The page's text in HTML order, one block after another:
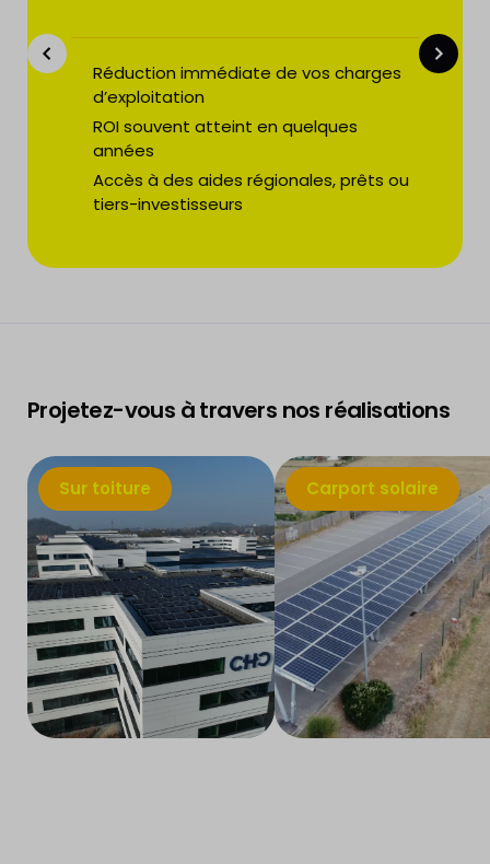
Réduction immédiate de vos charges
d’exploitation
ROI souvent atteint en quelques
années
Accès à des aides régionales, prêts ou
tiers-investisseurs
Projetez-vous à travers nos réalisations
Sur toiture Carport solaire